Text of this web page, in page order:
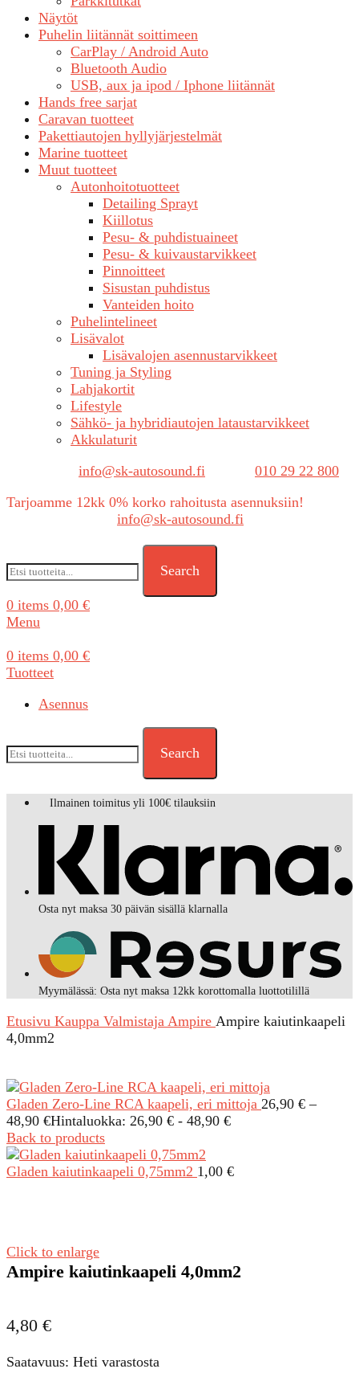
Näytöt
Puhelin liitännät soittimeen
CarPlay / Android Auto
Bluetooth Audio
USB, aux ja ipod / Iphone liitännät
Hands free sarjat
Caravan tuotteet
Pakettiautojen hyllyjärjestelmät
Marine tuotteet
Muut tuotteet
Autonhoitotuotteet
Detailing Sprayt
Kiillotus
Pesu- & puhdistuaineet
Pesu- & kuivaustarvikkeet
Pinnoitteet
Sisustan puhdistus
Vanteiden hoito
Puhelintelineet
Lisävalot
Lisävalojen asennustarvikkeet
Tuning ja Styling
Lahjakortit
Lifestyle
Sähkö- ja hybridiautojen lataustarvikkeet
Akkulaturit
info@sk-autosound.fi
010 29 22 800
Tarjoamme 12kk 0% korko rahoitusta asennuksiin!
info@sk-autosound.fi
Search
0 items 0,00 €
Menu
0 items 0,00 €
Tuotteet
Asennus
Search
Ilmainen toimitus yli 100€ tilauksiin
Osta nyt maksa 30 päivän sisällä klarnalla
Myymälässä: Osta nyt maksa 12kk korottomalla luottotilillä
Etusivu Kauppa Valmistaja Ampire Ampire kaiutinkaapeli
4,0mm2
Gladen Zero-Line RCA kaapeli, eri mittoja 26,90 € –
48,90 €Hintaluokka: 26,90 € - 48,90 €
Back to products
Gladen kaiutinkaapeli 0,75mm2 1,00 €
Click to enlarge
Ampire kaiutinkaapeli 4,0mm2
4,80 €
Saatavuus: Heti varastosta